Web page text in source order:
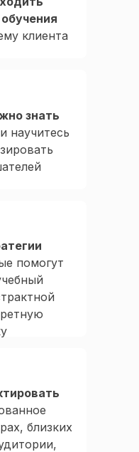
клиента
знать
и научитесь
помогут
близких